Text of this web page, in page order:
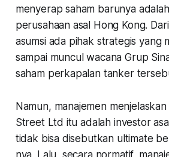
menyerap saham barunya
perusahaan asal Hong Kong.
asumsi ada pihak strategis yang
sampai muncul wacana Grup
saham perkapalan tanker
Namun, manajemen
Street Ltd itu adalah investor
tidak bisa disebutkan ultimate